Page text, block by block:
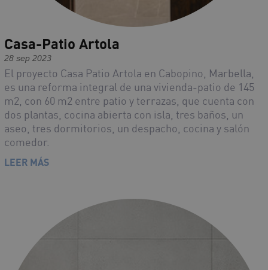
Casa-Patio Artola
28 sep 2023
El proyecto Casa Patio Artola en Cabopino, Marbella,
es una reforma integral de una vivienda-patio de 145
m2, con 60 m2 entre patio y terrazas, que cuenta con
dos plantas, cocina abierta con isla, tres baños, un
aseo, tres dormitorios, un despacho, cocina y salón
comedor.
LEER MÁS